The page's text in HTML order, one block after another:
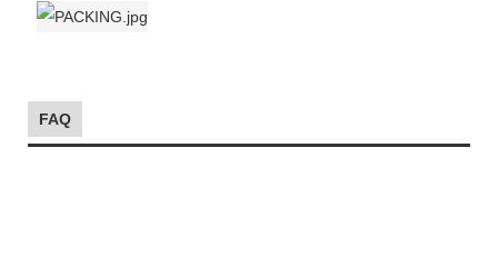
FAQ